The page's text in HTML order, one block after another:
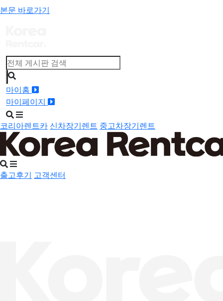
본문 바로가기
마이홈
마이페이지
검
색
버
튼
메
뉴
버
튼
코리아렌트카 신차장기렌트 중고차장기렌트
검
색
버
메
뉴
버
출고후기 고객센터